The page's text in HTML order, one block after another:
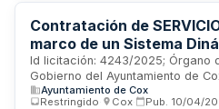
del parque de máquinas de
Contratación de
marco de un Sistema
Id licitación: 4243/2025; Órgano
Gobierno del Ayuntamiento de
Estado: PUB
Ayuntamiento de Cox
Restringido
Cox Pub. 10/04/